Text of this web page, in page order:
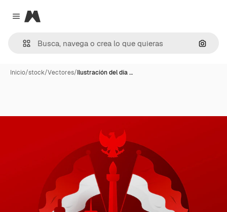
Close menu
Magnific
Inicio/stock/Vectores/Ilustración del día …